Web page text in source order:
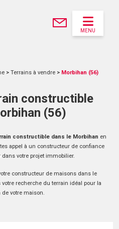
MENU
> Terrains à vendre > Morbihan (56)
constructible
(56)
constructible dans le Morbihan en
appel à un constructeur de confiance
votre projet immobilier.
constructeur de maisons dans le
recherche du terrain idéal pour la
votre maison.